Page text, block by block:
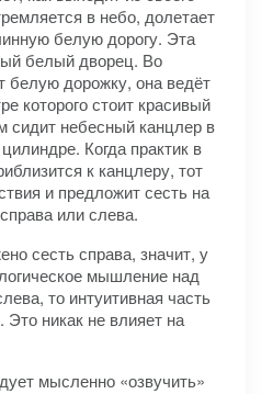
в небо, долетает
белую дорогу. Эта
белый дворец. Во
белую дорожку, она ведёт
которого стоит красивый
сидит небесный канцлер в
Когда практик в
к канцлеру, тот
и предложит сесть на
или слева.
сесть справа, значит, у
мышление над
то интуитивная часть
Это никак не влияет на
мысленно «озвучить»